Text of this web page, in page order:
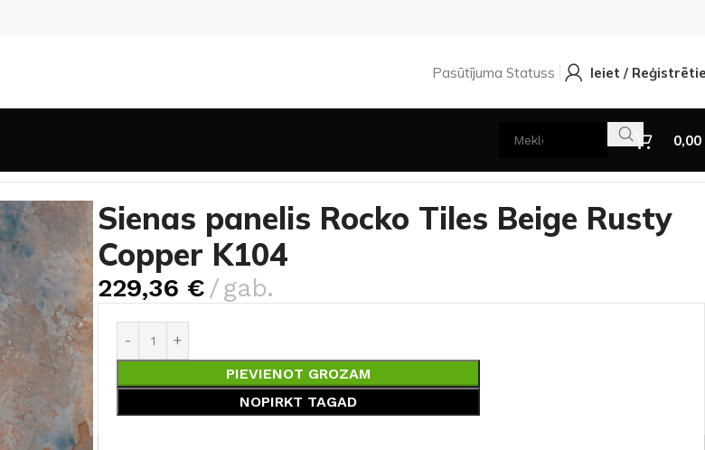
Pasūtījuma Statuss Ieiet /
0,00
Sienas panelis Rocko Tiles Beige Rusty
Copper K104
229,36 € gab.
PIEVIENOT GROZAM
NOPIRKT TAGAD